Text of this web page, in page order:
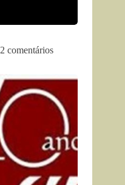
2 comentários